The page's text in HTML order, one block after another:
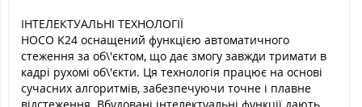
ІНТЕЛЕКТУАЛЬНІ ТЕХНОЛОГІЇ
HOCO K24 оснащений функцією автоматичного
стеження за об\'єктом, що дає змогу завжди тримати в
кадрі рухомі об\'єкти. Ця технологія працює на основі
сучасних алгоритмів, забезпечуючи точне і плавне